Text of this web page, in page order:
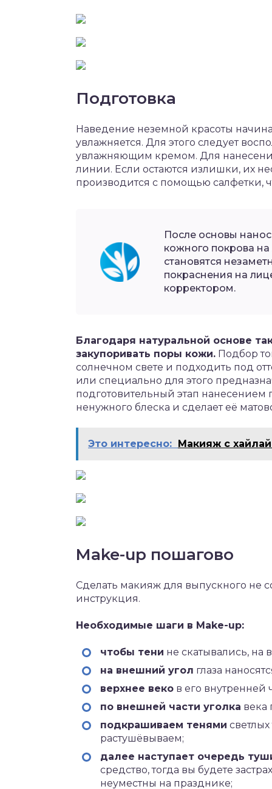
Подготовка
Наведение неземной красоты
увлажняется. Для этого следует
увлажняющим кремом. Для
линии. Если остаются излишки, их
производится с помощью салфетки,
После основы
кожного покрова
становятся
покраснения на
корректором.
Благодаря натуральной основе
закупоривать поры кожи. Подбор
солнечном свете и подходить под
или специально для этого
подготовительный этап нанесением
ненужного блеска и сделает её
Это интересно: Макияж с
Make-up пошагово
Сделать макияж для выпускного не
инструкция.
Необходимые шаги в Make-up:
чтобы тени не скатывались, на
на внешний угол глаза
верхнее веко в его внутренней
по внешней части уголка века
подкрашиваем тенями
растушёвываем;
далее наступает очередь
средство, тогда вы будете
неуместны на празднике;